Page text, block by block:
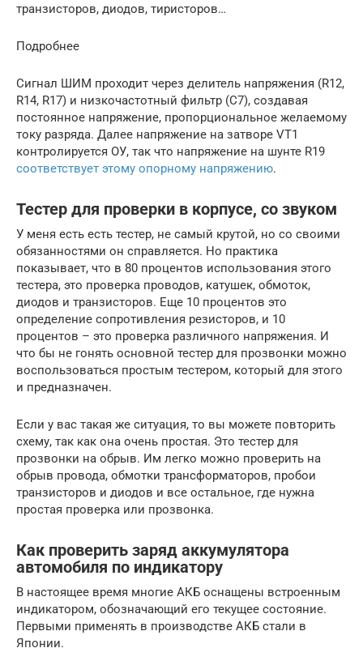
транзисторов, диодов, тиристоров…
Подробнее
Сигнал ШИМ проходит через делитель напряжения (R12,
R14, R17) и низкочастотный фильтр (C7), создавая
постоянное напряжение, пропорциональное желаемому
току разряда. Далее напряжение на затворе VT1
контролируется ОУ, так что напряжение на шунте R19
соответствует этому опорному напряжению.
Тестер для проверки в корпусе, со звуком
У меня есть есть тестер, не самый крутой, но со своими
обязанностями он справляется. Но практика
показывает, что в 80 процентов использования этого
тестера, это проверка проводов, катушек, обмоток,
диодов и транзисторов. Еще 10 процентов это
определение сопротивления резисторов, и 10
процентов – это проверка различного напряжения. И
что бы не гонять основной тестер для прозвонки можно
воспользоваться простым тестером, который для этого
и предназначен.
Если у вас такая же ситуация, то вы можете повторить
схему, так как она очень простая. Это тестер для
прозвонки на обрыв. Им легко можно проверить на
обрыв провода, обмотки трансформаторов, пробои
транзисторов и диодов и все остальное, где нужна
простая проверка или прозвонка.
Как проверить заряд аккумулятора
автомобиля по индикатору
В настоящее время многие АКБ оснащены встроенным
индикатором, обозначающий его текущее состояние.
Первыми применять в производстве АКБ стали в
Японии.